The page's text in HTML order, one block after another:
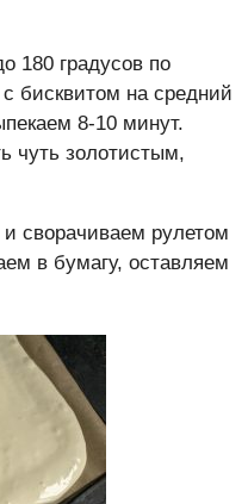
180 градусов по
бисквитом на средний
8-10 минут.
чуть золотистым,
сворачиваем рулетом
в бумагу, оставляем